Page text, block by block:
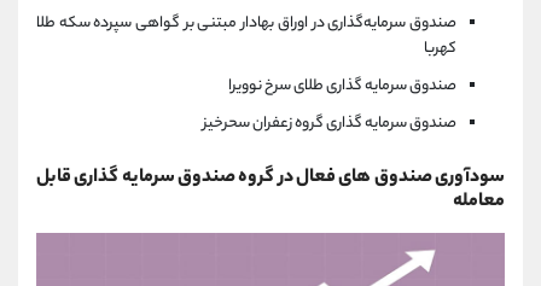
صندوق سرمایه‌گذاری در اوراق بهادار مبتنی بر گواهی سپرده سکه طلا
کهربا
صندوق سرمایه گذاری طلای سرخ نوویرا
صندوق سرمایه گذاری گروه زعفران سحرخیز
سودآوری صندوق های فعال در گروه صندوق سرمایه گذاری قابل
معامله